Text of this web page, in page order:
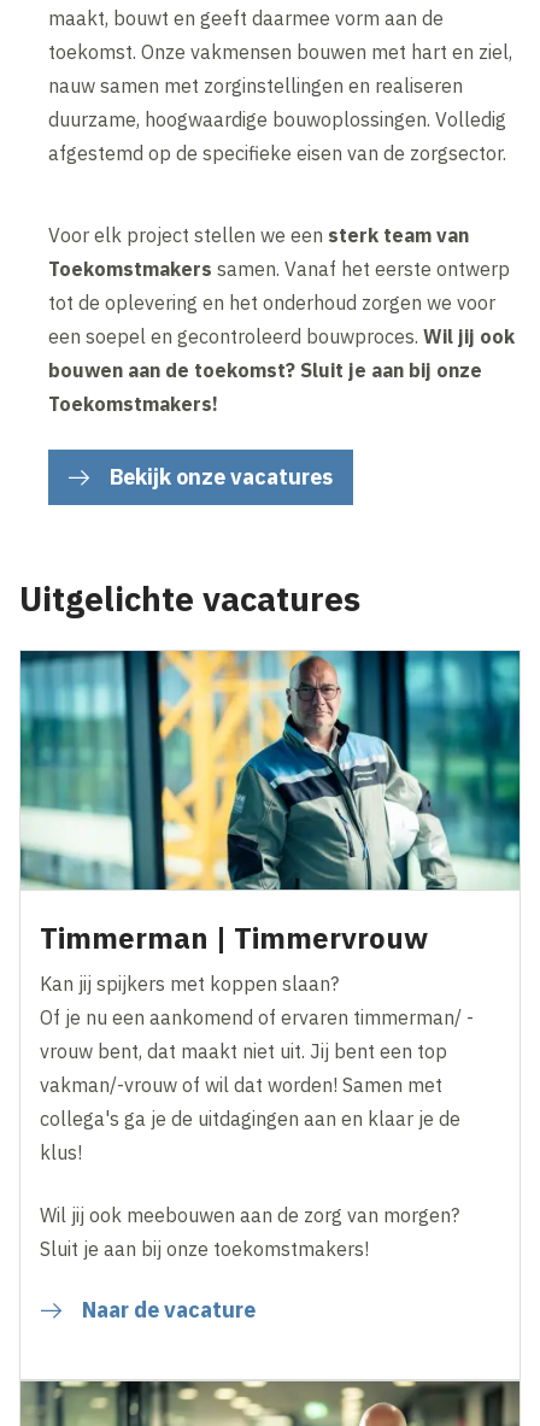
maakt, bouwt en geeft daarmee vorm aan de
toekomst. Onze vakmensen bouwen met hart en ziel,
nauw samen met zorginstellingen en realiseren
duurzame, hoogwaardige bouwoplossingen. Volledig
afgestemd op de specifieke eisen van de zorgsector.
Voor elk project stellen we een sterk team van
Toekomstmakers samen. Vanaf het eerste ontwerp
tot de oplevering en het onderhoud zorgen we voor
een soepel en gecontroleerd bouwproces.Wil jij ook
bouwen aan de toekomst? Sluit je aan bij onze
Toekomstmakers!
Bekijk onze vacatures
Uitgelichte vacatures
Timmerman | Timmervrouw
Kan jij spijkers met koppen slaan?
Of je nu een aankomend of ervaren timmerman/ -
vrouw bent, dat maakt niet uit. Jij bent een top
vakman/-vrouw of wil dat worden! Samen met
collega's ga je de uitdagingen aan en klaar je de
klus!
Wil jij ook meebouwen aan de zorg van morgen?
Sluit je aan bij onze toekomstmakers!
Naar de vacature